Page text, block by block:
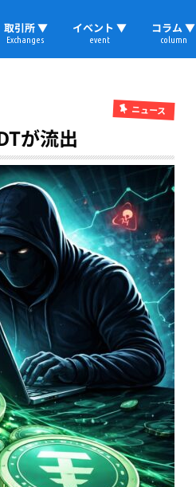
取引所 ▼
Exchanges
イベント ▼
event
コラム ▼
column
ニュース
が流出